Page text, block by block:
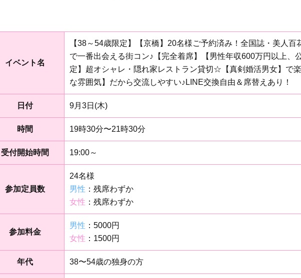
イベント名
【38～54歳限定】【京橋】20名様ご予約済み！全国誌・美人百
で一番出会える街コン♪【完全着席】【男性年収600万円以上、
定】超オシャレ・隠れ家レストラン貸切☆【真剣婚活男女】で
な雰囲気】だから交流しやすい♪LINE交換自由＆席替えあり！
日付 9月3日(木)
時間 19時30分〜21時30分
受付開始時間 19:00～
参加定員数
24名様
男性 ：残席わずか
女性 ：残席わずか
参加料金
男性 ：5000円
女性 ：1500円
年代 38〜54歳の独身の方